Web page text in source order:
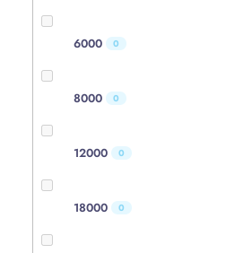
6000 0
8000 0
12000 0
18000 0